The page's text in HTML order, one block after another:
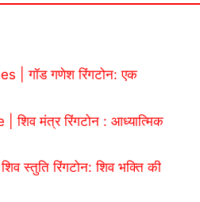
| गॉड गणेश रिंगटोन: एक
मंत्र रिंगटोन : आध्यात्मिक
स्तुति रिंगटोन: शिव भक्ति की